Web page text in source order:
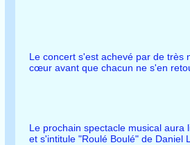
Le concert s'est achevé par de très
cœur avant que chacun ne s'en
Le prochain spectacle musical
et s'intitule "Roulé Boulé" de Daniel